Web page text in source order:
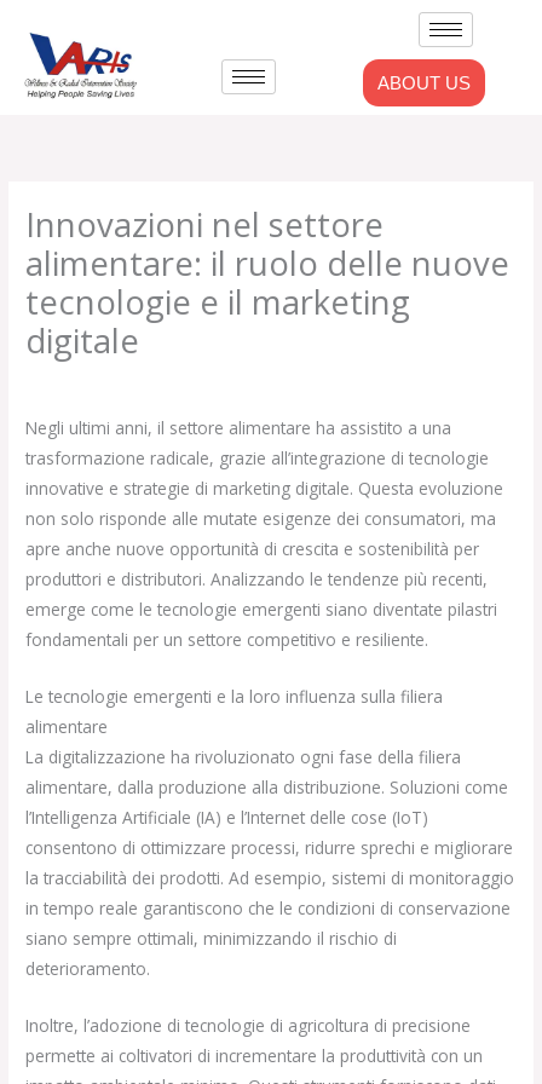
content
ABOUT US
Innovazioni nel settore
alimentare: il ruolo delle nuove
tecnologie e il marketing
digitale
Negli ultimi anni, il settore alimentare ha assistito a una
trasformazione radicale, grazie all’integrazione di tecnologie
innovative e strategie di marketing digitale. Questa evoluzione
non solo risponde alle mutate esigenze dei consumatori, ma
apre anche nuove opportunità di crescita e sostenibilità per
produttori e distributori. Analizzando le tendenze più recenti,
emerge come le tecnologie emergenti siano diventate pilastri
fondamentali per un settore competitivo e resiliente.
Le tecnologie emergenti e la loro influenza sulla filiera
alimentare
La digitalizzazione ha rivoluzionato ogni fase della filiera
alimentare, dalla produzione alla distribuzione. Soluzioni come
l’Intelligenza Artificiale (IA) e l’Internet delle cose (IoT)
consentono di ottimizzare processi, ridurre sprechi e migliorare
la tracciabilità dei prodotti. Ad esempio, sistemi di monitoraggio
in tempo reale garantiscono che le condizioni di conservazione
siano sempre ottimali, minimizzando il rischio di
deterioramento.
Inoltre, l’adozione di tecnologie di agricoltura di precisione
permette ai coltivatori di incrementare la produttività con un